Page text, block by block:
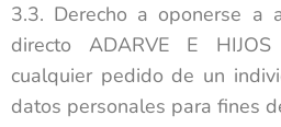
3.3. Derecho a oponerse a
directo ADARVE E
cualquier pedido de un
datos personales para fines